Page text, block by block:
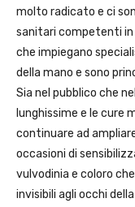
molto radicato e ci
sanitari competenti
che impiegano
della mano e sono
Sia nel pubblico che
lunghissime e le cure
continuare ad
occasioni di
vulvodinia e coloro
invisibili agli occhi